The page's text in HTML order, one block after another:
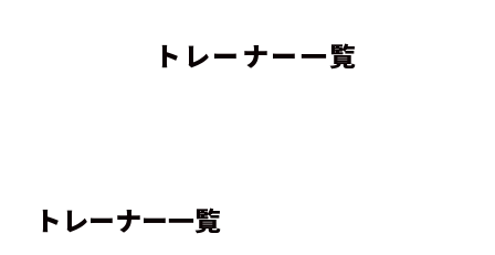
ご入会について
法人会員
トレーナー一覧
トレーナー一覧